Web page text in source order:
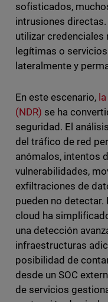
sofisticados,
intrusiones
utilizar credenciales
legítimas o
lateralmente y
En este escenario,
(NDR) se ha
seguridad. El
del tráfico de red
anómalos, intentos
vulnerabilidades,
exfiltraciones de
pueden no
cloud ha
una detección
infraestructuras
posibilidad de
desde un SOC
de servicios